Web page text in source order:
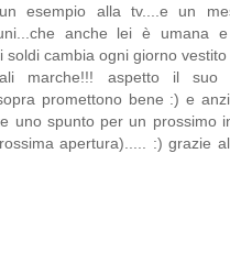
esempio alla tv....e un
anche lei è umana
soldi cambia ogni giorno
marche!!! aspetto il suo
promettono bene :) e
uno spunto per un prossimo
apertura)..... :) grazie